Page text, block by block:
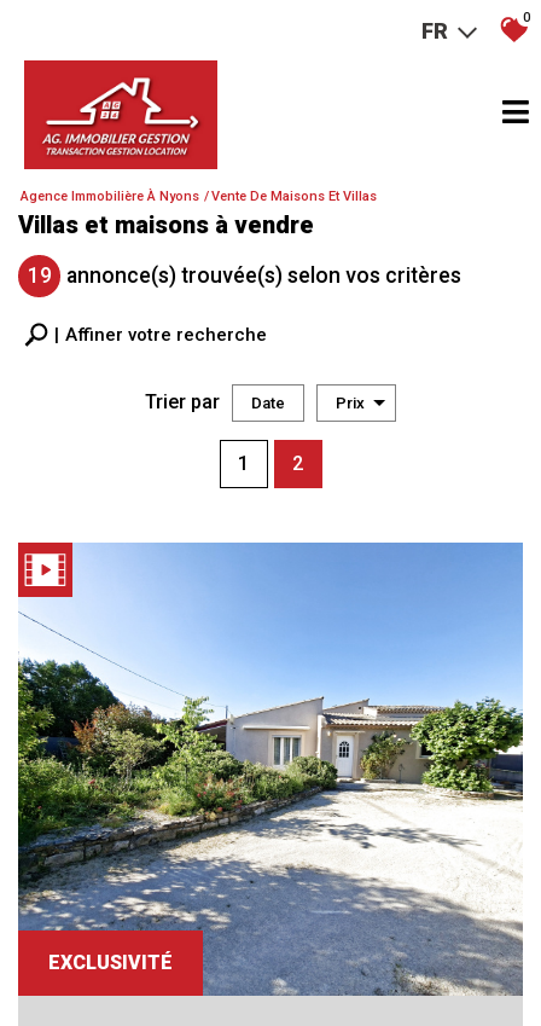
FR
0
Agence Immobilière À Nyons Vente De Maisons Et Villas
Villas et maisons à vendre
19 annonce(s) trouvée(s) selon vos critères
Affiner votre recherche
5KM 10KM 25KM
Critères supplémentaires
+ de critéres +
Trier par Date Prix
1 2
EXCLUSIVITÉ